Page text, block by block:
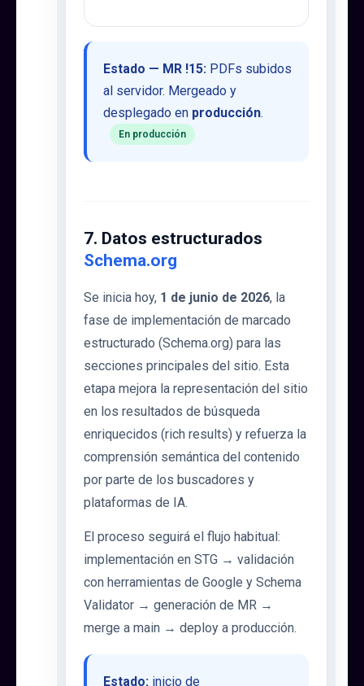
Estado — MR !15: PDFs subidos
al servidor. Mergeado y
desplegado en producción.
En producción
7. Datos estructurados
Schema.org
Se inicia hoy, 1 de junio de 2026, la
fase de implementación de marcado
estructurado (Schema.org) para las
secciones principales del sitio. Esta
etapa mejora la representación del sitio
en los resultados de búsqueda
enriquecidos (rich results) y refuerza la
comprensión semántica del contenido
por parte de los buscadores y
plataformas de IA.
El proceso seguirá el flujo habitual:
implementación en STG → validación
con herramientas de Google y Schema
Validator → generación de MR →
merge a main → deploy a producción.
Estado: inicio de